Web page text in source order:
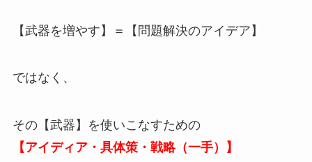
【武器を増やす】＝【問題解決のアイデア】
ではなく、
その【武器】を使いこなすための
【アイディア・具体策・戦略（一手）】